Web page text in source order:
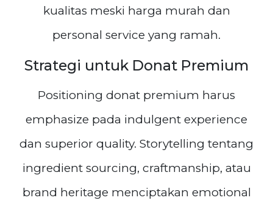
kualitas meski harga murah dan
personal service yang ramah.
Strategi untuk Donat Premium
Positioning donat premium harus
emphasize pada indulgent experience
dan superior quality. Storytelling tentang
ingredient sourcing, craftmanship, atau
brand heritage menciptakan emotional